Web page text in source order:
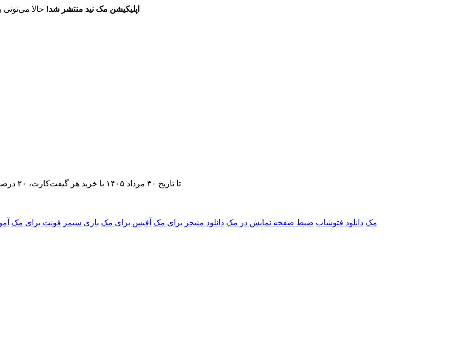
اپلیکیشن مک نید منتشر شد! حالا می‌تونی
تا تاریخ ۳۰ مرداد ۱۴۰۵ با خرید هر گیفت‌کارت، ۲۰ درصد تخفیف اشتراک اپ‌استور مک نید را دریافت کنید.
برنامه‌های Adobe مک دانلود فتوشاپ ضبط صفحه نمایش در مک دانلود منیجر برای مک آفیس برای مک بازی سیمز فونت برای مک